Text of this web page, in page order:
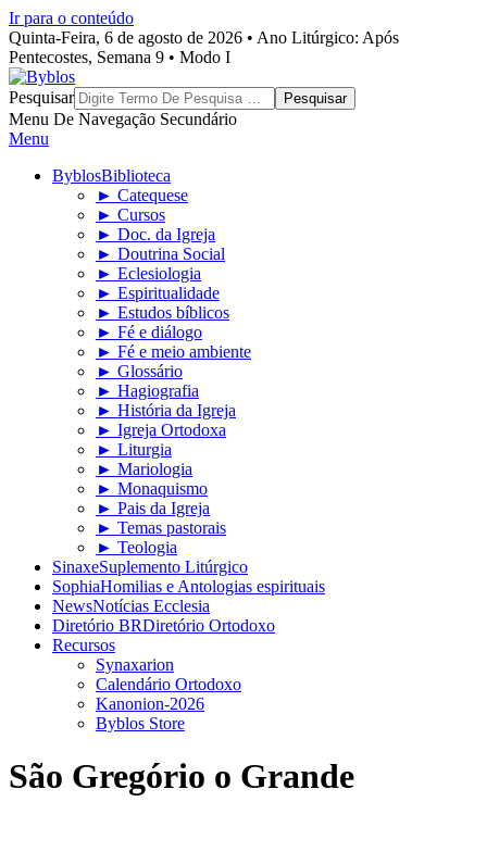
Ir para o conteúdo
Quinta-Feira, 6 de agosto de 2026 • Ano Litúrgico: Após
Pentecostes, Semana 9 • Modo I
Byblos
Pesquisar
Menu De Navegação Secundário
Menu
ByblosBiblioteca
► Catequese
► Cursos
► Doc. da Igreja
► Doutrina Social
► Eclesiologia
► Espiritualidade
► Estudos bíblicos
► Fé e diálogo
► Fé e meio ambiente
► Glossário
► Hagiografia
► História da Igreja
► Igreja Ortodoxa
► Liturgia
► Mariologia
► Monaquismo
► Pais da Igreja
► Temas pastorais
► Teologia
SinaxeSuplemento Litúrgico
SophiaHomilias e Antologias espirituais
NewsNotícias Ecclesia
Diretório BRDiretório Ortodoxo
Recursos
Synaxarion
Calendário Ortodoxo
Kanonion-2026
Byblos Store
São Gregório o Grande